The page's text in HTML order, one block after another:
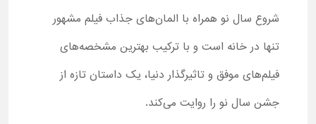
شروع سال نو همراه با المان‌های جذاب فیلم مشهور
تنها در خانه است و با ترکیب بهترین مشخصه‌های
فیلم‌های موفق و تاثیرگذار دنیا، یک داستان تازه از
جشن سال نو را روایت می‌کند.